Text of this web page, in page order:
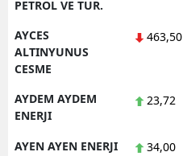
PETROL VE TUR.
AYCES
ALTINYUNUS
CESME
463,50
AYDEM AYDEM
ENERJI
23,72
AYEN AYEN ENERJI 34,00